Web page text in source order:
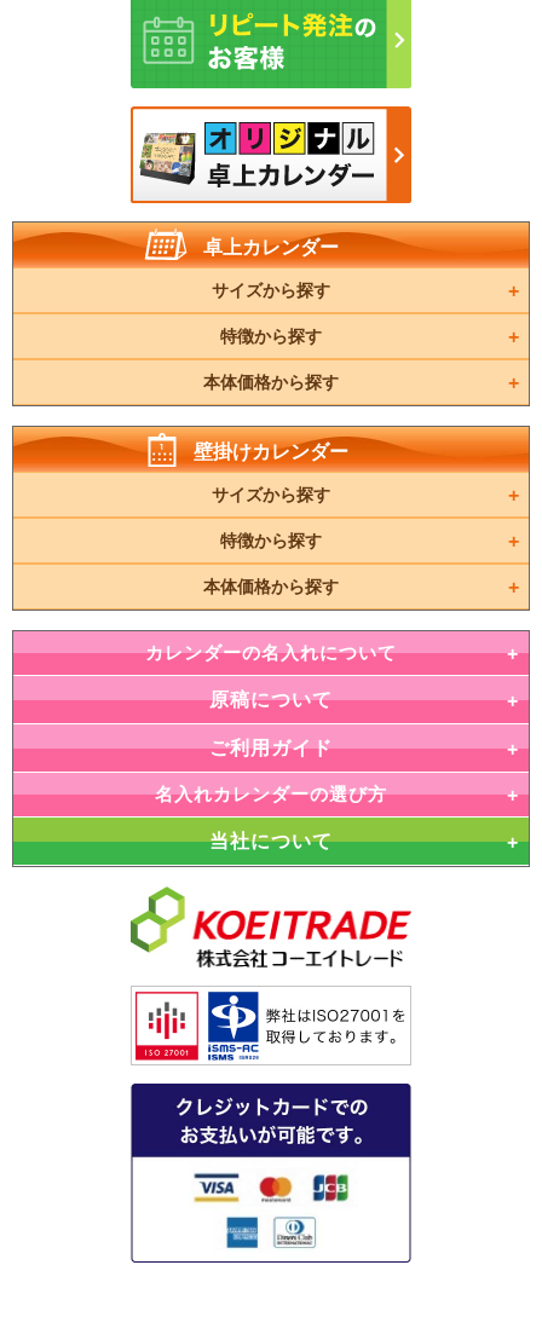
卓上カレンダー
サイズから探す
特徴から探す
本体価格から探す
壁掛けカレンダー
サイズから探す
特徴から探す
本体価格から探す
カレンダーの名入れについて
原稿について
ご利用ガイド
名入れカレンダーの選び方
当社について